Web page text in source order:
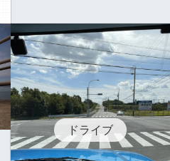
ドライブ